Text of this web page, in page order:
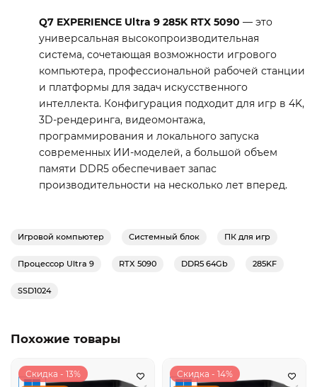
Q7 EXPERIENCE Ultra 9 285K RTX 5090 — это
универсальная высокопроизводительная
система, сочетающая возможности игрового
компьютера, профессиональной рабочей станции
и платформы для задач искусственного
интеллекта. Конфигурация подходит для игр в 4K,
3D-рендеринга, видеомонтажа,
программирования и локального запуска
современных ИИ-моделей, а большой объем
памяти DDR5 обеспечивает запас
производительности на несколько лет вперед.
Игровой компьютер Системный блок ПК для игр
Процессор Ultra 9 RTX 5090 DDR5 64Gb 285KF
SSD1024
Похожие товары
Скидка - 13%
Скидка - 14%